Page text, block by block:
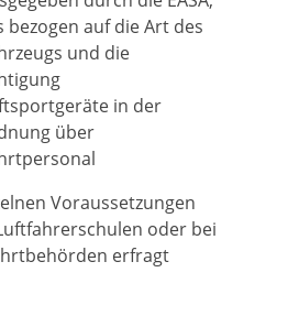
bezogen auf die Art des
und die
in der
über
Voraussetzungen
oder bei
erfragt